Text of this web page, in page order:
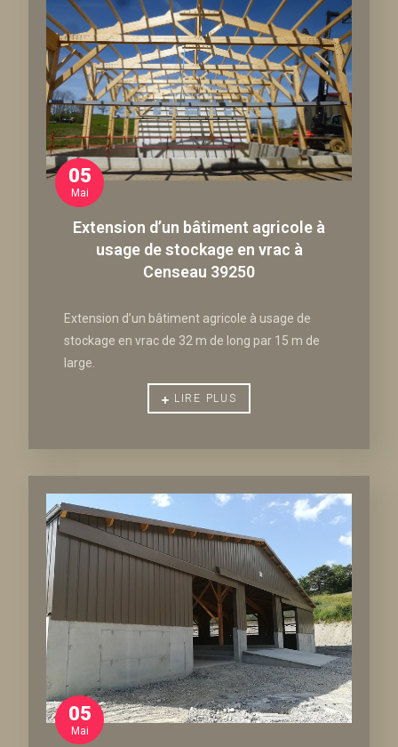
05
Mai
Extension d’un bâtiment agricole à
usage de stockage en vrac à
Censeau 39250
Extension d’un bâtiment agricole à usage de
stockage en vrac de 32 m de long par 15 m de
large.
LIRE PLUS
05
Mai